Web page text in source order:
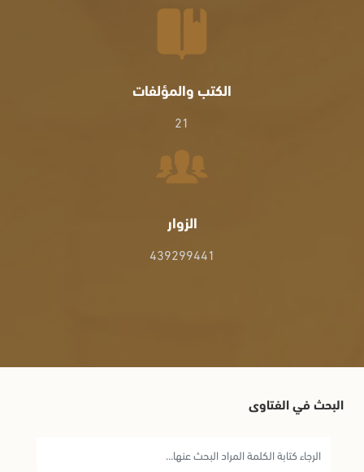
الكتب والمؤلفات
21
الزوار
439299441
البحث في الفتاوى